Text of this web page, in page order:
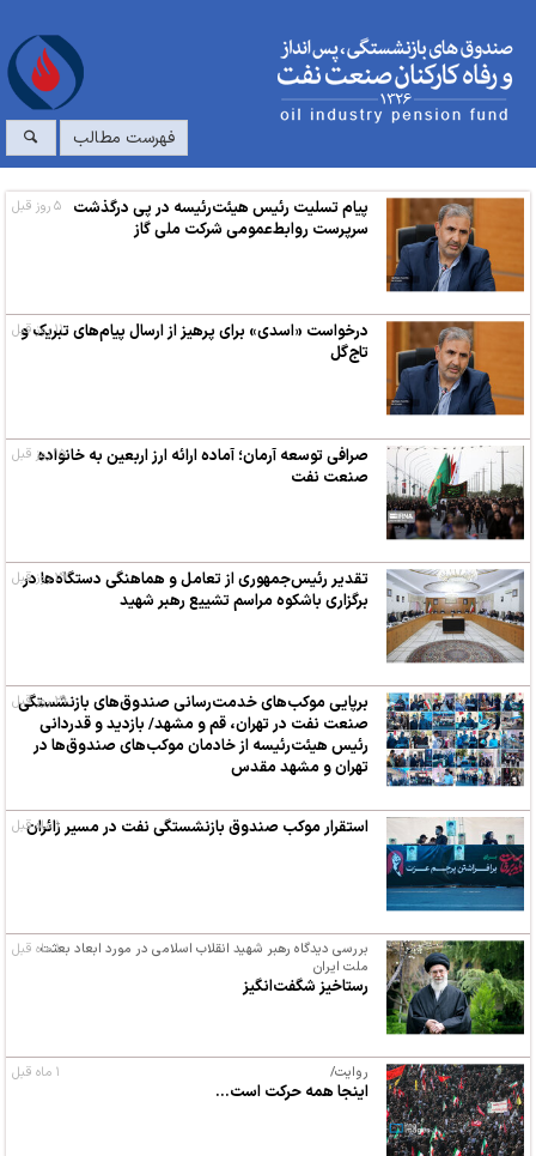
فهرست مطالب
پیام تسلیت رئیس هیئت‌رئیسه در پی درگذشت
سرپرست روابط‌عمومی شرکت ملی گاز
۵ روز قبل
درخواست «اسدی» برای پرهیز از ارسال پیام‌های تبریک و
تاج‌گل
۱۱ روز قبل
صرافی توسعه آرمان؛ آماده ارائه ارز اربعین به خانواده
صنعت نفت
۱۵ روز قبل
تقدیر رئیس‌جمهوری از تعامل و هماهنگی دستگاه‌ها در
برگزاری باشکوه مراسم تشییع رهبر شهید
۲۹ روز قبل
برپایی موکب‌های خدمت‌رسانی صندوق‌های بازنشستگی
صنعت نفت در تهران، قم و مشهد/ بازدید و قدردانی
رئیس هیئت‌رئیسه از خادمان موکب‌های صندوق‌ها در
تهران و مشهد مقدس
۲۹ روز قبل
استقرار موکب صندوق بازنشستگی نفت در مسیر زائران
۱ ماه قبل
بررسی دیدگاه رهبر شهید انقلاب اسلامی در مورد ابعاد بعثت
ملت ایران
رستاخیز شگفت‌انگیز
۱ ماه قبل
روایت/
اینجا همه حرکت است...
۱ ماه قبل